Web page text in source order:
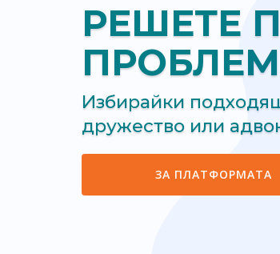
РЕШЕТЕ
ПРОБЛЕМ
Избирайки
дружество или
ЗА ПЛАТФОРМАТА